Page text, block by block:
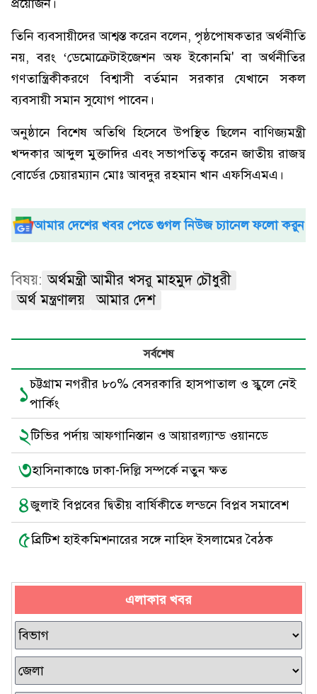
প্রয়োজন।
তিনি ব্যবসায়ীদের আশ্বস্ত করেন বলেন, পৃষ্ঠপোষকতার অর্থনীতি
নয়, বরং ‘ডেমোক্রেটাইজেশন অফ ইকোনমি' বা অর্থনীতির
গণতান্ত্রিকীকরণে বিশ্বাসী বর্তমান সরকার যেখানে সকল
ব্যবসায়ী সমান সুযোগ পাবেন।
অনুষ্ঠানে বিশেষ অতিথি হিসেবে উপস্থিত ছিলেন বাণিজ্যমন্ত্রী
খন্দকার আব্দুল মুক্তাদির এবং সভাপতিত্ব করেন জাতীয় রাজস্ব
বোর্ডের চেয়ারম্যান মোঃ আবদুর রহমান খান এফসিএমএ।
আমার দেশের খবর পেতে গুগল নিউজ চ্যানেল ফলো করুন
বিষয়: অর্থমন্ত্রী আমীর খসরু মাহমুদ চৌধুরী
অর্থ মন্ত্রণালয়
আমার দেশ
সর্বশেষ
১চট্টগ্রাম নগরীর ৮০% বেসরকারি হাসপাতাল ও স্কুলে নেই
পার্কিং
২টিভির পর্দায় আফগানিস্তান ও আয়ারল্যান্ড ওয়ানডে
৩হাসিনাকাণ্ডে ঢাকা-দিল্লি সম্পর্কে নতুন ক্ষত
৪জুলাই বিপ্লবের দ্বিতীয় বার্ষিকীতে লন্ডনে বিপ্লব সমাবেশ
৫ব্রিটিশ হাইকমিশনারের সঙ্গে নাহিদ ইসলামের বৈঠক
এলাকার খবর